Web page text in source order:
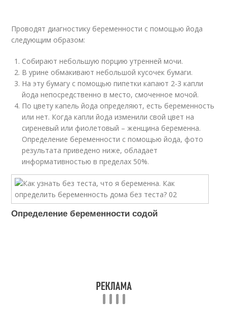
Проводят диагностику беременности с помощью йода
следующим образом:
Собирают небольшую порцию утренней мочи.
В урине обмакивают небольшой кусочек бумаги.
На эту бумагу с помощью пипетки капают 2-3 капли
йода непосредственно в место, смоченное мочой.
По цвету капель йода определяют, есть беременность
или нет. Когда капли йода изменили свой цвет на
сиреневый или фиолетовый – женщина беременна.
Определение беременности с помощью йода, фото
результата приведено ниже, обладает
информативностью в пределах 50%.
Определение беременности содой